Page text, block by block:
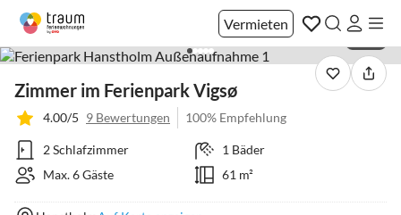
Vermieten
Zimmer im Ferienpark Vigsø
4.00/5 9 Bewertungen 100% Empfehlung
2 Schlafzimmer
1 Bäder
Max. 6 Gäste
61 m²